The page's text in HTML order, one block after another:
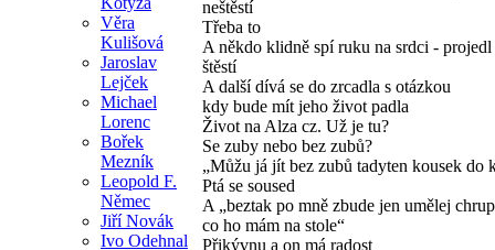
Věra
Kulišová
Jaroslav
Lejček
Michael
Lorenc
Bořek
Mezník
Leopold F.
Němec
Jiří Novák
Ivo Odehnal
neštěstí
Třeba to
A někdo klidně spí ruku na srdci - projedl
štěstí
A další dívá se do zrcadla s otázkou
kdy bude mít jeho život padla
Život na Alza cz. Už je tu?
Se zuby nebo bez zubů?
„Můžu já jít bez zubů tadyten kousek do
Ptá se soused
A „beztak po mně zbude jen umělej chrup
co ho mám na stole“
Přikývnu a on má radost